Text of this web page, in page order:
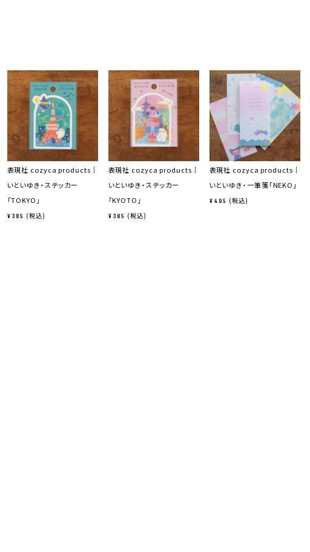
表現社 cozyca products｜
いといゆき・ステッカー
「TOKYO」
¥ 385 税込
表現社 cozyca products｜
いといゆき・ステッカー
「KYOTO」
¥ 385 税込
表現社 cozyca products｜
いといゆき・一筆箋「NEKO」
¥ 495 税込